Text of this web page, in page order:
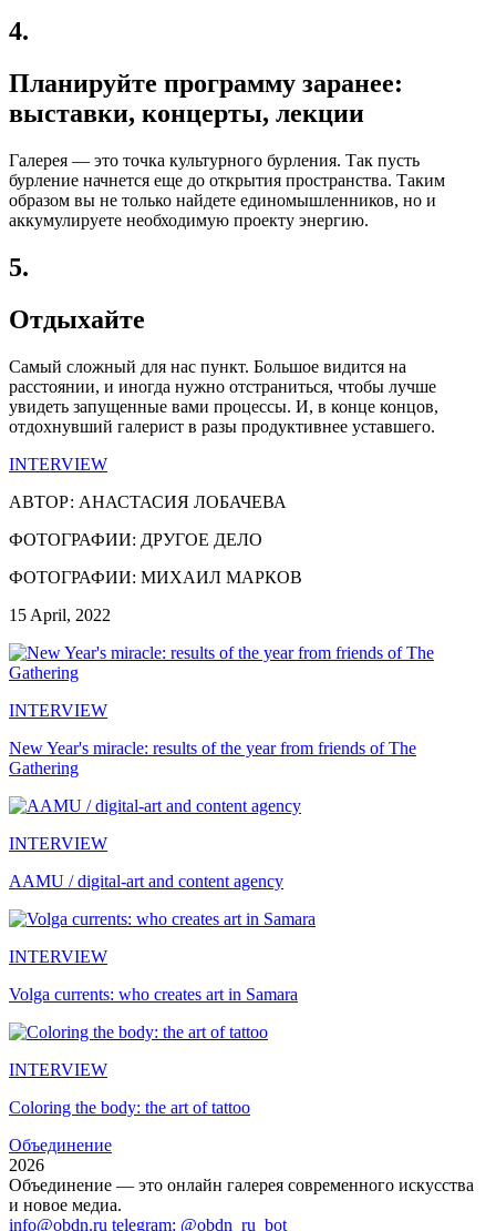
4.
Планируйте программу заранее:
выставки, концерты, лекции
Галерея — это точка культурного бурления. Так пусть
бурление начнется еще до открытия пространства. Таким
образом вы не только найдете единомышленников, но и
аккумулируете необходимую проекту энергию.
5.
Отдыхайте
Самый сложный для нас пункт. Большое видится на
расстоянии, и иногда нужно отстраниться, чтобы лучше
увидеть запущенные вами процессы. И, в конце концов,
отдохнувший галерист в разы продуктивнее уставшего.
INTERVIEW
АВТОР: АНАСТАСИЯ ЛОБАЧЕВА
ФОТОГРАФИИ: ДРУГОЕ ДЕЛО
ФОТОГРАФИИ: МИХАИЛ МАРКОВ
15 April, 2022
INTERVIEW
New Year's miracle: results of the year from friends of The
Gathering
INTERVIEW
AAMU / digital-art and content agency
INTERVIEW
Volga currents: who creates art in Samara
INTERVIEW
Coloring the body: the art of tattoo
Объединение
2026
Объединение — это онлайн галерея современного искусства
и новое медиа.
info@obdn.ru telegram: @obdn_ru_bot